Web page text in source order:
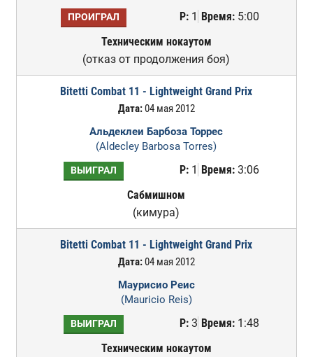
ПРОИГРАЛ Р:1 Время:5:00
Техническим нокаутом
(отказ от продолжения боя)
Bitetti Combat 11 - Lightweight Grand Prix
Дата:04 мая 2012
Альдеклеи Барбоза Торрес
(Aldecley Barbosa Torres)
ВЫИГРАЛ Р:1 Время:3:06
Сабмишном
(кимура)
Bitetti Combat 11 - Lightweight Grand Prix
Дата:04 мая 2012
Маурисио Реис
(Mauricio Reis)
ВЫИГРАЛ Р:3 Время:1:48
Техническим нокаутом